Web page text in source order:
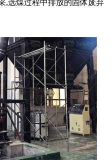
,选煤过程中排放的固体废弃